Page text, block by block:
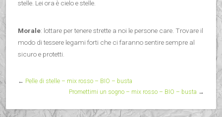
stelle. Lei ora è cielo e stelle.
Morale: lottare per tenere strette a noi le persone care. Trovare il
modo di tessere legami forti che ci faranno sentire sempre al
sicuro e protetti.
← Pelle di stelle – mix rosso – BIO – busta
Promettimi un sogno – mix rosso – BIO – busta →